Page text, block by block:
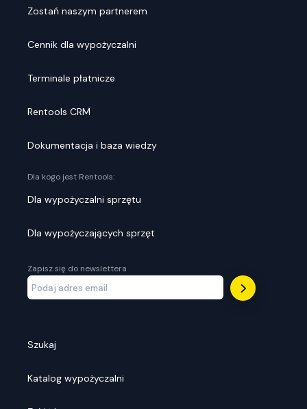
Zostań naszym partnerem
Cennik dla wypożyczalni
Terminale płatnicze
Rentools CRM
Dokumentacja i baza wiedzy
Dla kogo jest Rentools:
Dla wypożyczalni sprzętu
Dla wypożyczających sprzęt
Zapisz się do newslettera
Szukaj
Katalog wypożyczalni